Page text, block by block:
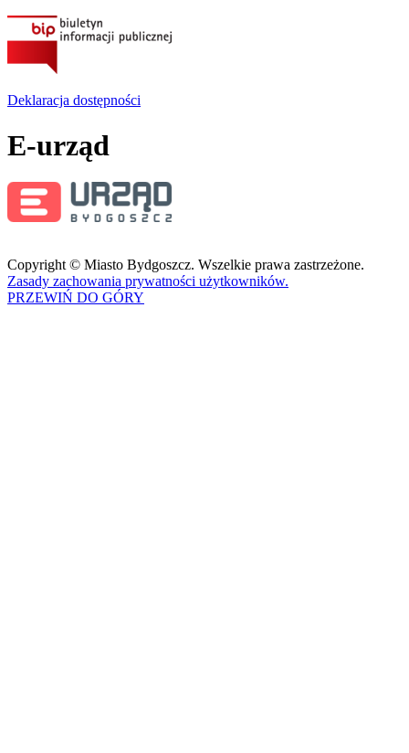
Deklaracja dostępności
E-urząd
Copyright © Miasto Bydgoszcz. Wszelkie prawa zastrzeżone.
Zasady zachowania prywatności użytkowników.
PRZEWIŃ DO GÓRY